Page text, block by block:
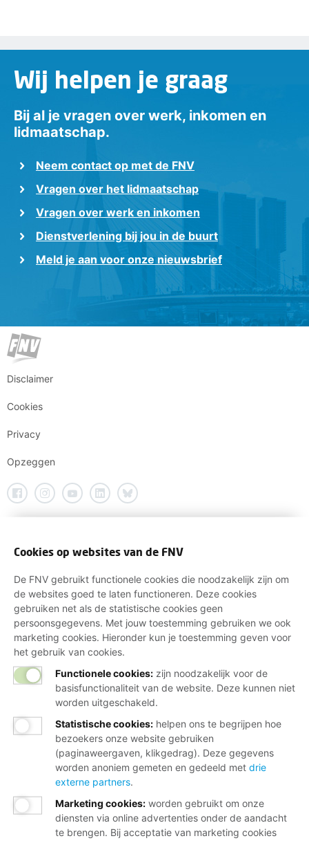
Wij helpen je graag
Bij al je vragen over werk, inkomen en
lidmaatschap.
Neem contact op met de FNV
Vragen over het lidmaatschap
Vragen over werk en inkomen
Dienstverlening bij jou in de buurt
Meld je aan voor onze nieuwsbrief
Disclaimer
Cookies
Privacy
Opzeggen
Cookies op websites van de FNV
De FNV gebruikt functionele cookies die noodzakelijk zijn om
de websites goed te laten functioneren. Deze cookies
gebruiken net als de statistische cookies geen
persoonsgegevens. Met jouw toestemming gebruiken we ook
marketing cookies. Hieronder kun je toestemming geven voor
het gebruik van cookies.
Functionele cookies: zijn noodzakelijk voor de
basisfunctionaliteit van de website. Deze kunnen niet
worden uitgeschakeld.
Statistische cookies: helpen ons te begrijpen hoe
bezoekers onze website gebruiken
(paginaweergaven, klikgedrag). Deze gegevens
worden anoniem gemeten en gedeeld met drie
externe partners.
Marketing cookies: worden gebruikt om onze
diensten via online advertenties onder de aandacht
te brengen. Bij acceptatie van marketing cookies